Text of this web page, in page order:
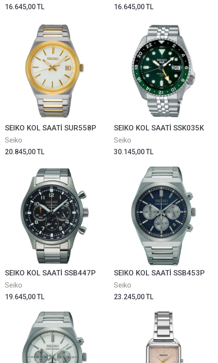
16.645,00 TL 16.645,00 TL
SEIKO KOL SAATİ SUR558P
Seiko
20.845,00 TL
SEIKO KOL SAATİ SSK035K
Seiko
30.145,00 TL
SEIKO KOL SAATİ SSB447P
Seiko
19.645,00 TL
SEIKO KOL SAATİ SSB453P
Seiko
23.245,00 TL